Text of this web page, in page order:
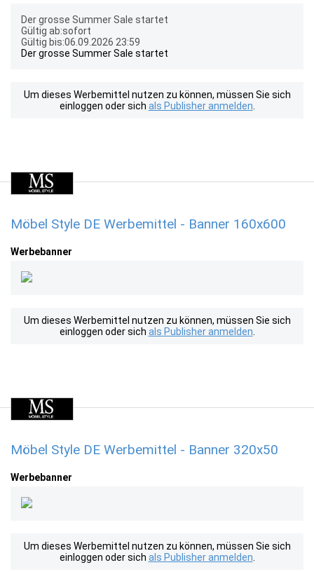
Der grosse Summer Sale startet
Gültig ab:sofort
Gültig bis:06.09.2026 23:59
Der grosse Summer Sale startet
Um dieses Werbemittel nutzen zu können, müssen Sie sich
einloggen oder sich als Publisher anmelden
Möbel Style DE Werbemittel - Banner 160x600
Werbebanner
Um dieses Werbemittel nutzen zu können, müssen Sie sich
einloggen oder sich als Publisher anmelden
Möbel Style DE Werbemittel - Banner 320x50
Werbebanner
Um dieses Werbemittel nutzen zu können, müssen Sie sich
einloggen oder sich als Publisher anmelden